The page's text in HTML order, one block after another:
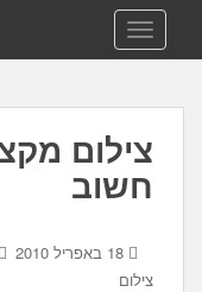
NAVIGATION
צילום
חשוב
18 באפריל 2010
צילום